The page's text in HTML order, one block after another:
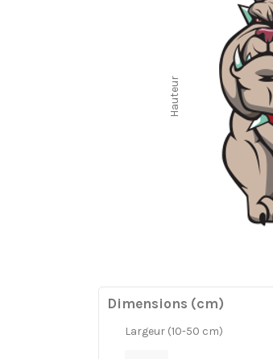
Hauteur
Dimensions (cm)
Largeur (10-50 cm)